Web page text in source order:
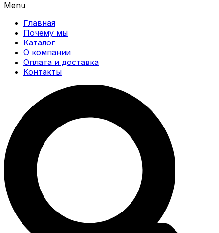
Menu
Главная
Почему мы
Каталог
О компании
Оплата и доставка
Контакты